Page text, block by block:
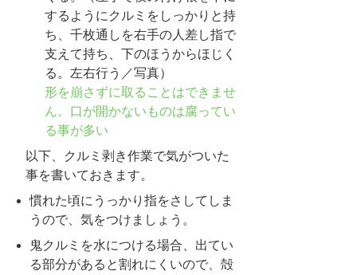
するようにクルミをしっかりと持
ち、千枚通しを右手の人差し指で
支えて持ち、下のほうからほじく
る。左右行う／写真）
形を崩さずに取ることはできませ
ん。口が開かないものは腐ってい
る事が多い
以下、クルミ剥き作業で気がついた
事を書いておきます。
慣れた頃にうっかり指をさしてしま
うので、気をつけましょう。
鬼クルミを水につける場合、出てい
る部分があると割れにくいので、殻